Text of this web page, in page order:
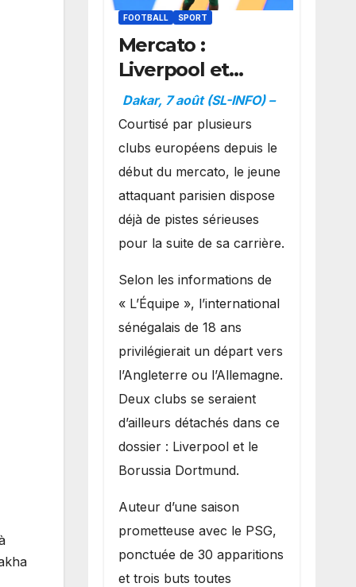
FOOTBALL SPORT
Mercato :
Liverpool et
Dortmund se
positionnent en
favoris pour
recruter Ibrahim
Mbaye
Dakar, 7 août (SL-INFO) –
Courtisé par plusieurs
clubs européens depuis le
début du mercato, le jeune
attaquant parisien dispose
déjà de pistes sérieuses
pour la suite de sa carrière.
Selon les informations de
« L’Équipe », l’international
sénégalais de 18 ans
privilégierait un départ vers
l’Angleterre ou l’Allemagne.
Deux clubs se seraient
d’ailleurs détachés dans ce
dossier : Liverpool et le
Borussia Dortmund.
Auteur d’une saison
prometteuse avec le PSG,
ponctuée de 30 apparitions
et trois buts toutes